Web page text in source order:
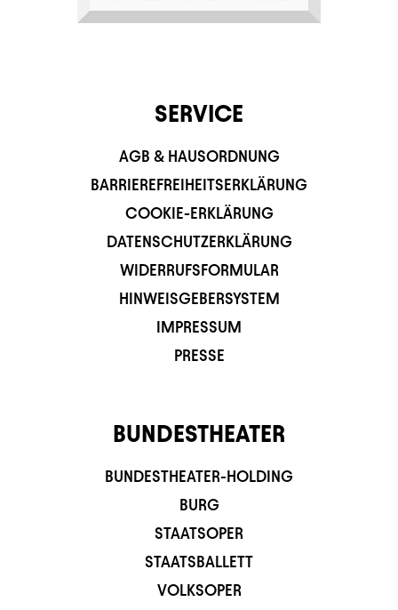
SERVICE
AGB & HAUSORDNUNG
BARRIEREFREIHEITSERKLÄRUNG
COOKIE-ERKLÄRUNG
DATENSCHUTZERKLÄRUNG
WIDERRUFSFORMULAR
HINWEISGEBERSYSTEM
IMPRESSUM
PRESSE
BUNDESTHEATER
BUNDESTHEATER-HOLDING
BURG
STAATSOPER
STAATSBALLETT
VOLKSOPER